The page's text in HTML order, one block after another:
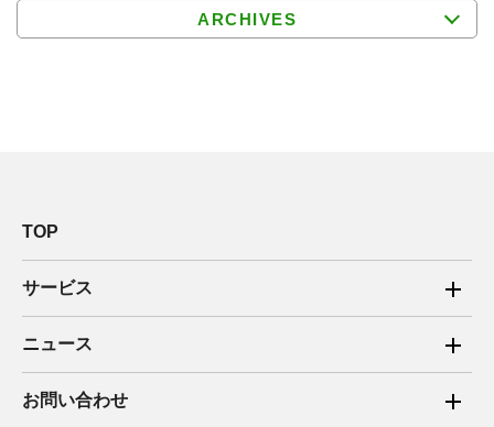
ARCHIVES
TOP
サービス
ご家庭向け電力サービス
法人向け脱炭素サービス
ニュース
2025年
お問い合わせ